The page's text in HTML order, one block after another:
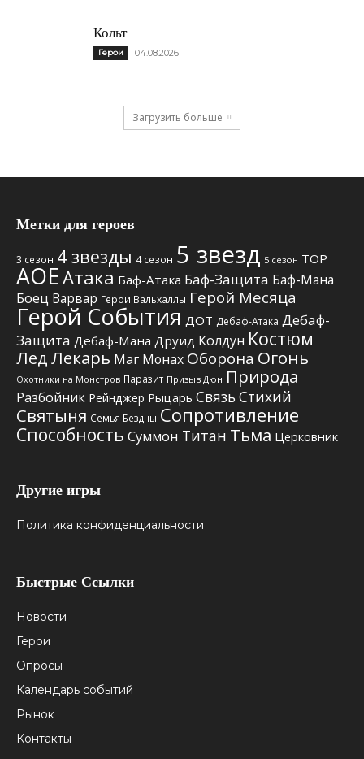
Кольт
Герои 04.08.2026
Загрузить больше
Метки для героев
3 сезон 4 звезды 4 сезон 5 звезд 5 сезон TOP
АОЕАтака Баф-Атака Баф-Защита Баф-Мана
Боец Варвар Герои Вальхаллы Герой Месяца
Герой События ДОТ Дебаф-Атака Дебаф-
Защита Дебаф-Мана Друид Колдун Костюм
ЛедЛекарь Маг Монах Оборона Огонь
Охотники на Монстров Паразит Призыв Дюн Природа
Разбойник Рейнджер Рыцарь Связь Стихий
Святыня Семья Бездны Сопротивление
Способность Суммон Титан Тьма Церковник
Другие игры
Политика конфиденциальности
Быстрые Ссылки
Новости
Герои
Опросы
Календарь событий
Рынок
Контакты